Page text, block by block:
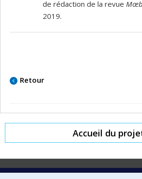
de rédaction de la revue
2019.
Retour
Accueil du
Laboratoire d'innovation